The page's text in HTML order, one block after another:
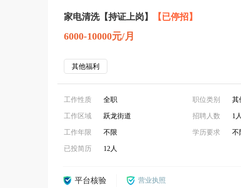
家电清洗【持证上岗】 【已停招】
6000-10000元/月
其他福利
工作性质 全职
工作区域 跃龙街道
工作年限 不限
已投简历 12人
职位类别 其
招聘人数 1人
学历要求 不
平台核验 营业执照